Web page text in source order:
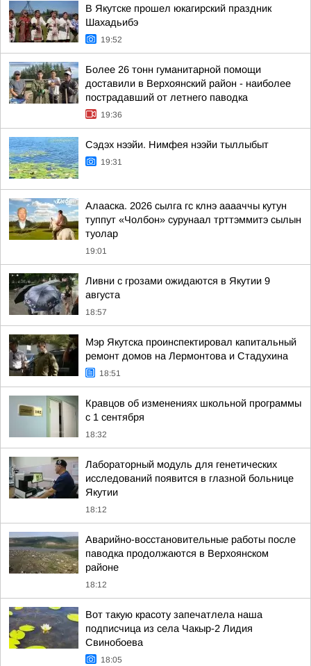
В Якутске прошел юкагирский праздник
Шахадьибэ
19:52
Более 26 тонн гуманитарной помощи
доставили в Верхоянский район - наиболее
пострадавший от летнего паводка
19:36
Сэдэх нээйи. Нимфея нээйи тыллыбыт
19:31
Алааска. 2026 сылга гс клнэ ааааччы кутун
туппут «Чолбон» сурунаал трттэммитэ сылын
туолар
19:01
Ливни с грозами ожидаются в Якутии 9
августа
18:57
Мэр Якутска проинспектировал капитальный
ремонт домов на Лермонтова и Стадухина
18:51
Кравцов об изменениях школьной программы
с 1 сентября
18:32
Лабораторный модуль для генетических
исследований появится в глазной больнице
Якутии
18:12
Аварийно-восстановительные работы после
паводка продолжаются в Верхоянском
районе
18:12
Вот такую красоту запечатлела наша
подписчица из села Чакыр-2 Лидия
Свинобоева
18:05